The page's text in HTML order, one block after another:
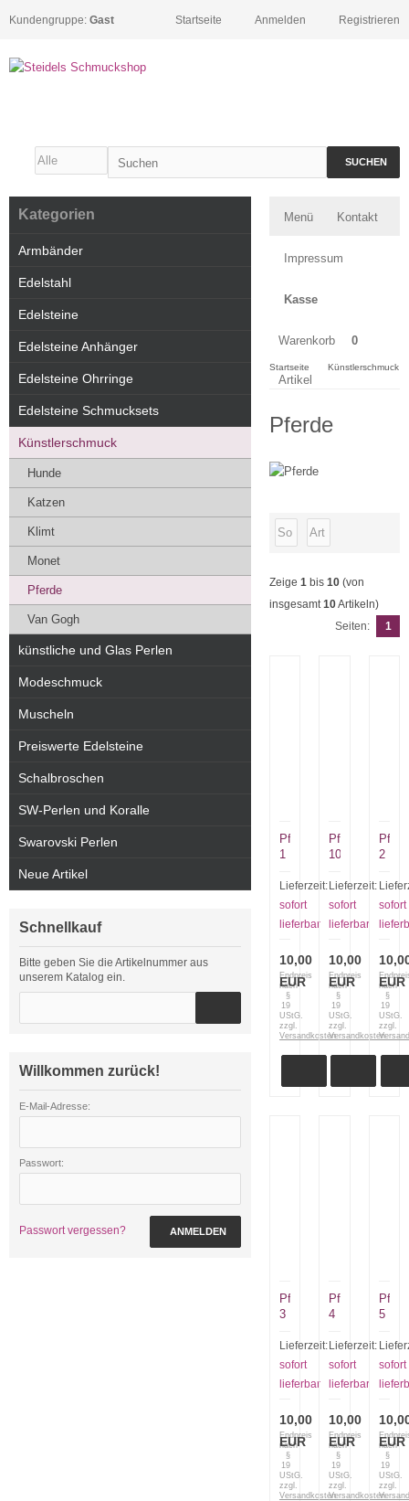
Kundengruppe: Gast Registrieren
Anmelden
Startseite
SUCHEN
Menü Kontakt
Impressum
Kasse
Warenkorb 0
Artikel
Startseite Künstlerschmuck
Pferde
Zeige 1 bis 10 (von
insgesamt10Artikeln)
Seiten:
1
Pferde
1
Lieferzeit:
sofort
lieferbar
10,00
EUR
Endpreis
nach
§
19
UStG.
zzgl.
Versandkosten
Pferde
10
Lieferzeit:
sofort
lieferbar
10,00
EUR
Endpreis
nach
§
19
UStG.
zzgl.
Versandkosten
2
sofort
EUR
nach
§
19
UStG.
zzgl.
Pferde
3
Lieferzeit:
sofort
lieferbar
10,00
EUR
Endpreis
nach
§
19
UStG.
zzgl.
Versandkosten
Pferde
4
Lieferzeit:
sofort
lieferbar
10,00
EUR
Endpreis
nach
§
19
UStG.
zzgl.
Versandkosten
5
sofort
EUR
nach
§
19
UStG.
zzgl.
Kategorien
Armbänder
Edelstahl
Edelsteine
Edelsteine Anhänger
Edelsteine Ohrringe
Edelsteine Schmucksets
Künstlerschmuck
Hunde
Katzen
Klimt
Monet
Pferde
Van Gogh
künstliche und Glas Perlen
Modeschmuck
Muscheln
Preiswerte Edelsteine
Schalbroschen
SW-Perlen und Koralle
Swarovski Perlen
Neue Artikel
Schnellkauf
Bitte geben Sie die Artikelnummer aus
unserem Katalog ein.
Willkommen zurück!
E-Mail-Adresse:
Passwort:
Passwort vergessen? ANMELDEN